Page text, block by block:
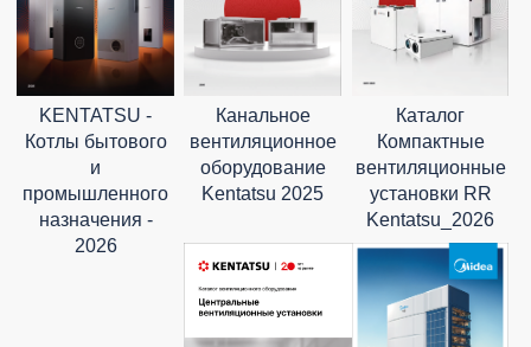
KENTATSU -
Котлы бытового
и
промышленного
назначения -
2026
Канальное
вентиляционное
оборудование
Kentatsu 2025
Каталог
Компактные
вентиляционные
установки RR
Kentatsu_2026